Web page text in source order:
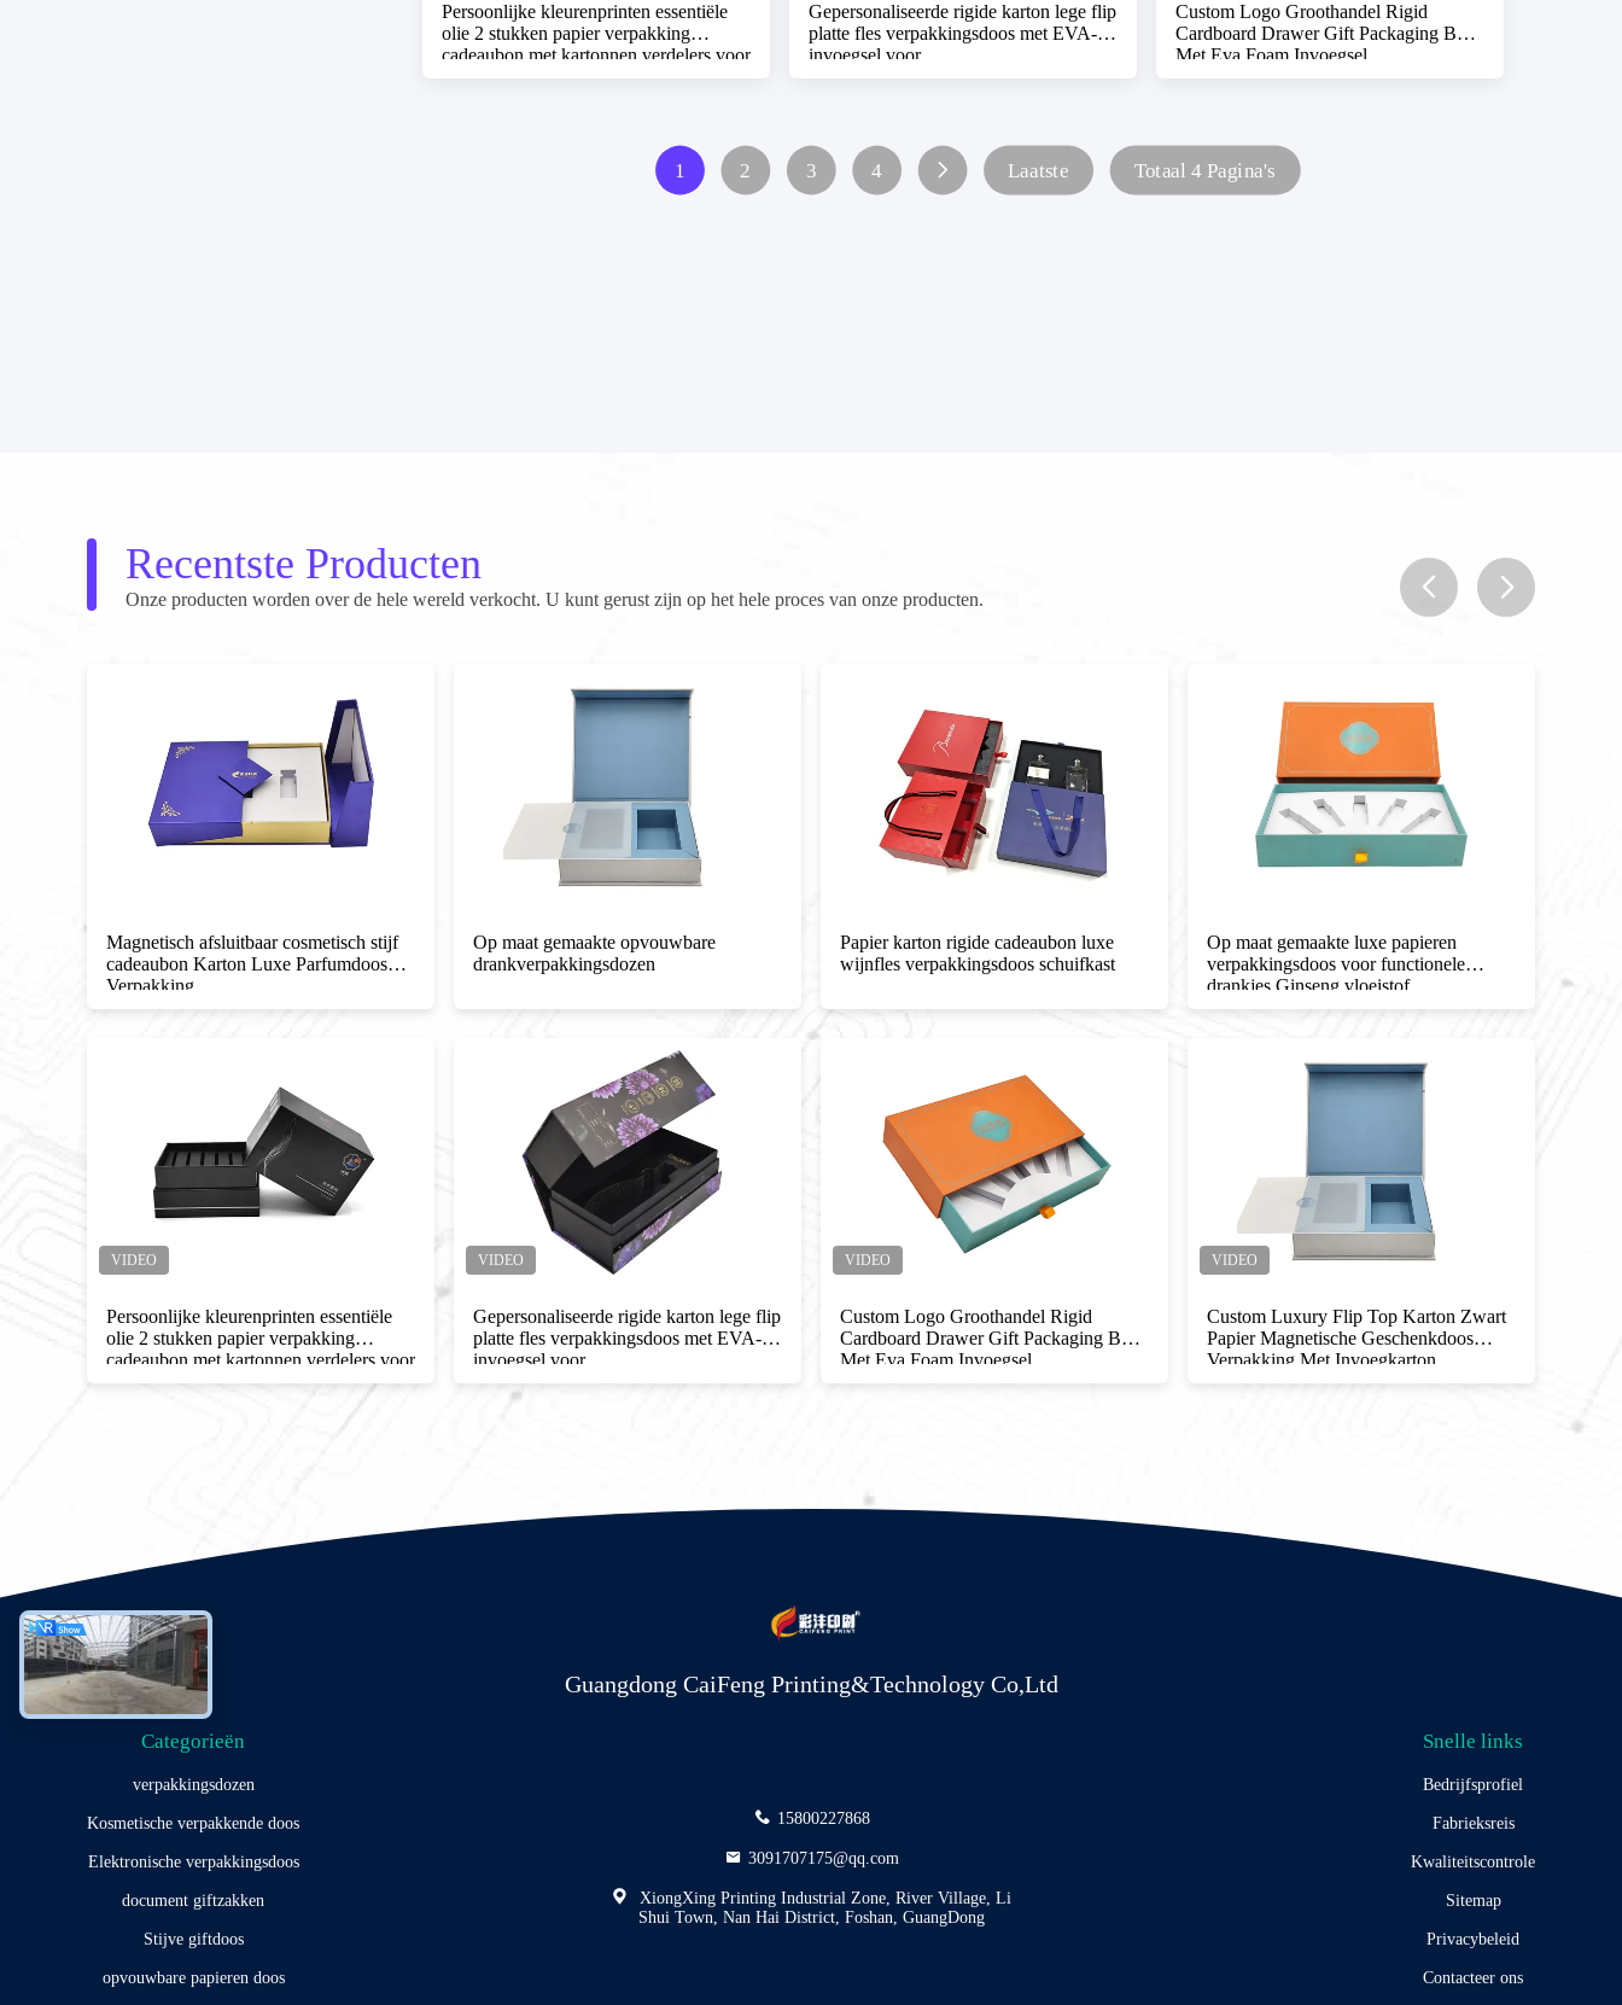
Persoonlijke kleurenprinten essentiële
olie 2 stukken papier verpakking
cadeaubon met kartonnen verdelers voor
huidverzorging serum zak
Gepersonaliseerde rigide karton lege flip
platte fles verpakkingsdoos met EVA-
invoegsel voor
huidverzorgingsproductset
Custom Logo Groothandel Rigid
Cardboard Drawer Gift Packaging Box
Met Eva Foam Invoegsel
1 2 3 4 Laatste Totaal 4 Pagina's
Recentste Producten
Onze producten worden over de hele wereld verkocht. U kunt gerust zijn op het hele proces van onze producten.
Magnetisch afsluitbaar cosmetisch stijf
cadeaubon Karton Luxe Parfumdoos
Verpakking
Op maat gemaakte opvouwbare
drankverpakkingsdozen
Papier karton rigide cadeaubon luxe
wijnfles verpakkingsdoos schuifkast
Op maat gemaakte luxe papieren
verpakkingsdoos voor functionele
drankjes Ginseng vloeistof
Persoonlijke kleurenprinten essentiële
olie 2 stukken papier verpakking
cadeaubon met kartonnen verdelers voor
huidverzorging serum zak
Gepersonaliseerde rigide karton lege flip
platte fles verpakkingsdoos met EVA-
invoegsel voor
huidverzorgingsproductset
Custom Logo Groothandel Rigid
Cardboard Drawer Gift Packaging Box
Met Eva Foam Invoegsel
Custom Luxury Flip Top Karton Zwart
Papier Magnetische Geschenkdoos
Verpakking Met Invoegkarton
Magnetische Papier Geschenkdoos
Guangdong CaiFeng Printing&Technology Co,Ltd
Categorieën
verpakkingsdozen
Kosmetische verpakkende doos
Elektronische verpakkingsdoos
document giftzakken
Stijve giftdoos
opvouwbare papieren doos
15800227868
3091707175@qq.com
XiongXing Printing Industrial Zone, River Village, Li
Shui Town, Nan Hai District, Foshan, GuangDong
Snelle links
Bedrijfsprofiel
Fabrieksreis
Kwaliteitscontrole
Sitemap
Privacybeleid
Contacteer ons